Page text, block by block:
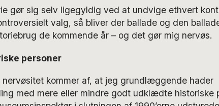
gør sig selv ligegyldig ved at undvige ethvert
valg, så bliver der ballade og den
de kommende år – og det gør mig nervøs.
personer
nervøsitet kommer af, at jeg grundlæggende hader
med mere eller mindre godt udklædte historiske